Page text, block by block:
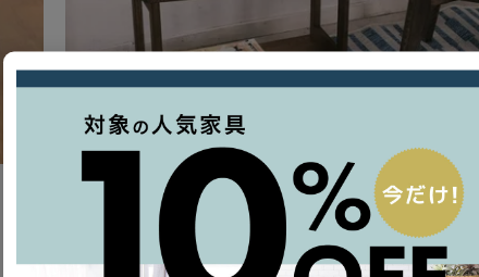
KONOKORO サイドテーブル
¥ 36,300
税込
DOUBLEDAYオリジナル
返品不可 動画あり